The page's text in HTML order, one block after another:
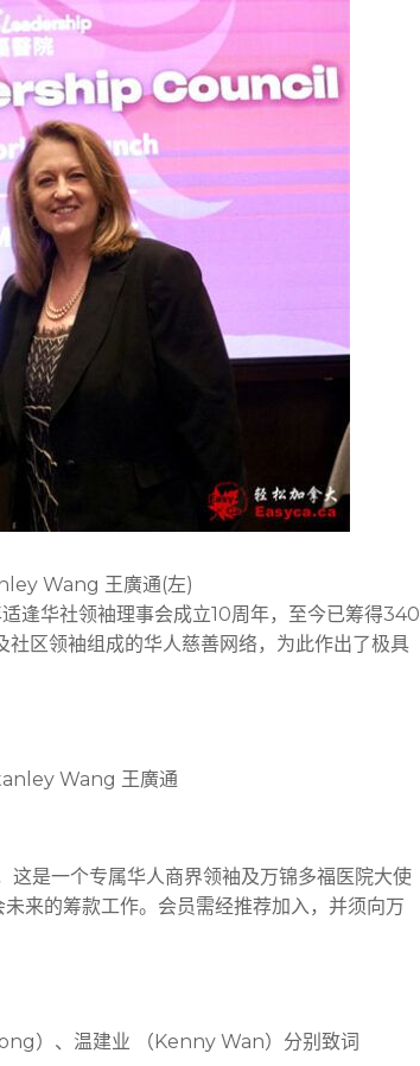
Wang 王廣通(左)
华社领袖理事会成立10周年，至今已筹得340
区领袖组成的华人慈善网络，为此作出了极具
Wang 王廣通
是一个专属华人商界领袖及万锦多福医院大使
来的筹款工作。会员需经推荐加入，并须向万
）、温建业 （Kenny Wan）分别致词